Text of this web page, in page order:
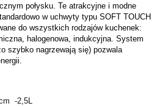
połysku. Te atrakcyjne i modne
w uchwyty typu SOFT TOUCH
do wszystkich rodzajów kuchenek:
halogenowa, indukcyjna. System
szybko nagrzewają się) pozwala
-2,5L